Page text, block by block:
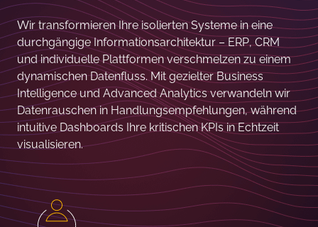
Wir transformieren Ihre isolierten Systeme in eine
durchgängige Informationsarchitektur – ERP, CRM
und individuelle Plattformen verschmelzen zu einem
dynamischen Datenfluss. Mit gezielter Business
Intelligence und Advanced Analytics verwandeln wir
Datenrauschen in Handlungsempfehlungen, während
intuitive Dashboards Ihre kritischen KPIs in Echtzeit
visualisieren.